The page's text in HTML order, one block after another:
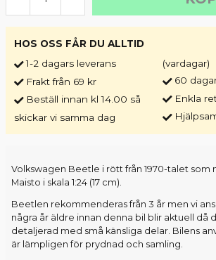
HOS OSS FÅR DU ALLTID
1-2 dagars leverans
Frakt från 69 kr
Beställ innan kl 14.00 så
skickar vi samma dag
(vardagar)
60
Enkla
Volkswagen Beetle i rött från 1970-talet som
Maisto i skala 1:24 (17 cm).
Beetlen rekommenderas från 3 år men vi
några år äldre innan denna bil blir aktuell då
detaljerad med små känsliga delar. Bilens
är lämpligen för prydnad och samling.